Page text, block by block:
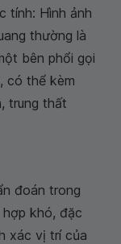
tính: Hình ảnh
thường là
bên phổi gọi
có thể kèm
trung thất
đoán trong
khó, đặc
xác vị trí của